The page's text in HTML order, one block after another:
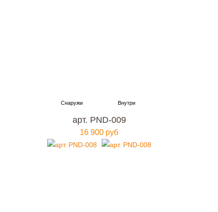
арт. PND-009
16 900 руб